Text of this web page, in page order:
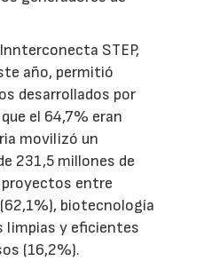
STEP,
año, permitió
desarrollados por
el 64,7% eran
movilizó un
231,5 millones de
entre
biotecnología
limpias y eficientes
(16,2%).